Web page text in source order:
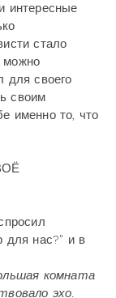
интересные
стало
можно
для своего
своим
именно то, что
для нас?" и в
комната
эхо.